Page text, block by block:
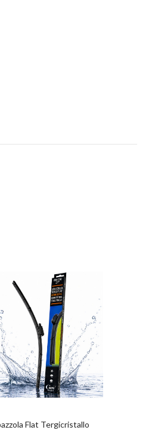
Flat Tergicristallo